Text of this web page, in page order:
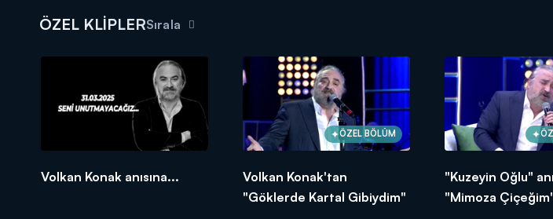
ÖZEL KLİPLERSırala
Volkan Konak anısına...
ÖZEL BÖLÜM
Volkan Konak'tan
"Göklerde Kartal Gibiydim"
"Kuzeyin Oğlu"
"Mimoza